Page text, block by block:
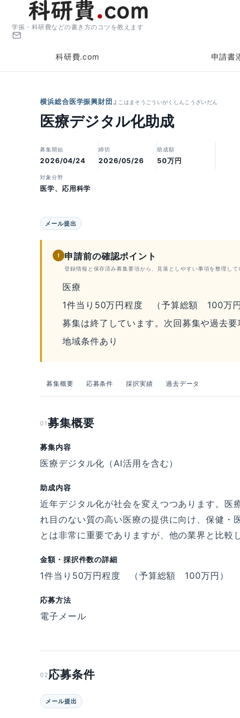
学振・科研費などの書き方のコツを教えます
科研費.com 申請書
横浜総合医学振興財団 よこはまそうごういがくしんこうざいだん
医療デジタル化助成
募集開始
2026/04/24
締切
2026/05/26
助成額
50万円
対象分野
医学、応用科学
メール提出
! 申請前の確認ポイント
登録情報と保存済み募集要項から、見落としやすい事項を整理し
医療
1件当り50万円程度 （予算総額 100万円
募集は終了しています。次回募集や過去要
地域条件あり
募集概要 応募条件 採択実績 過去データ
01 募集概要
募集内容
医療デジタル化（AI活用を含む）
助成内容
近年デジタル化が社会を変えつつあります。医
れ目のない質の高い医療の提供に向け、保健・
とは非常に重要でありますが、他の業界と比較
金額・採択件数の詳細
1件当り50万円程度 （予算総額 100万円）
応募方法
電子メール
02 応募条件
メール提出